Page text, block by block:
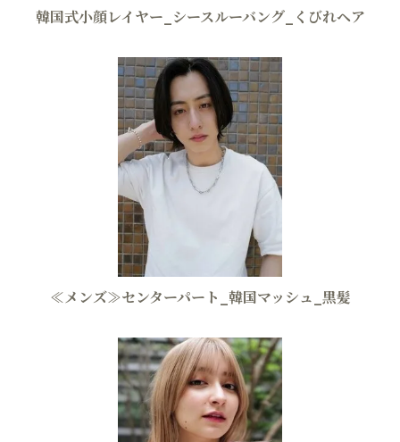
韓国式小顔レイヤー_シースルーバング_くびれヘア
≪メンズ≫センターパート_韓国マッシュ_黒髪